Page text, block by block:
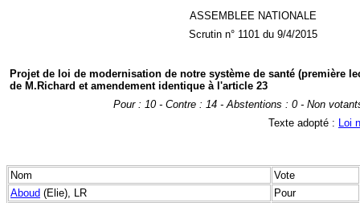
ASSEMBLEE NATIONALE
Scrutin n° 1101 du 9/4/2015
Projet de loi de modernisation de notre système de santé (première
de M.Richard et amendement identique à l'article 23
Pour : 10 - Contre : 14 - Abstentions : 0 - Non
Texte adopté : Loi
Nom
Vote
Aboud (Elie), LR
Pour